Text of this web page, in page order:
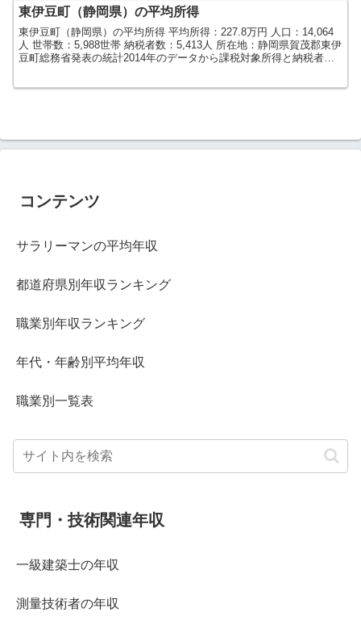
東伊豆町（静岡県）の平均所得
東伊豆町（静岡県）の平均所得 平均所得：227.8万円 人口：14,064
人 世帯数：5,988世帯 納税者数：5,413人 所在地：静岡県賀茂郡東伊
豆町総務省発表の統計2014年のデータから課税対象所得と納税者数
コンテンツ
サラリーマンの平均年収
都道府県別年収ランキング
職業別年収ランキング
年代・年齢別平均年収
職業別一覧表
専門・技術関連年収
一級建築士の年収
測量技術者の年収